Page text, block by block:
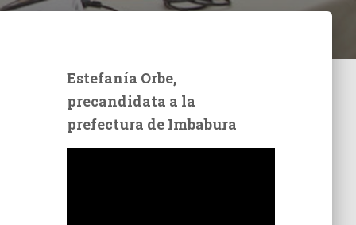
Estefanía Orbe,
precandidata a la
prefectura de Imbabura